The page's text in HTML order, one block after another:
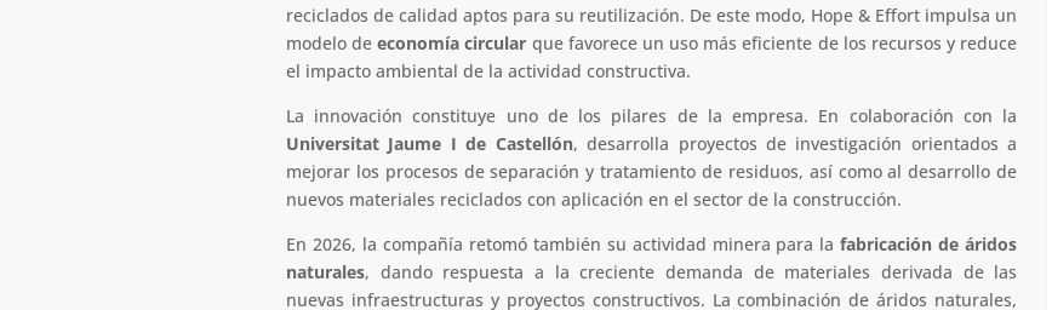
reciclados de calidad aptos para su reutilización. De este modo, Hope & Effort impulsa un
modelo deeconomía circular que favorece un uso más eficiente de los recursos y reduce
el impacto ambiental de la actividad constructiva.
La innovación constituye uno de los pilares de la empresa. En colaboración con la
Universitat Jaume I de Castellón, desarrolla proyectos de investigación orientados a
mejorar los procesos de separación y tratamiento de residuos, así como al desarrollo de
nuevos materiales reciclados con aplicación en el sector de la construcción.
En 2026, la compañía retomó también su actividad minera para lafabricación de áridos
naturales, dando respuesta a la creciente demanda de materiales derivada de las
nuevas infraestructuras y proyectos constructivos. La combinación de áridos naturales,